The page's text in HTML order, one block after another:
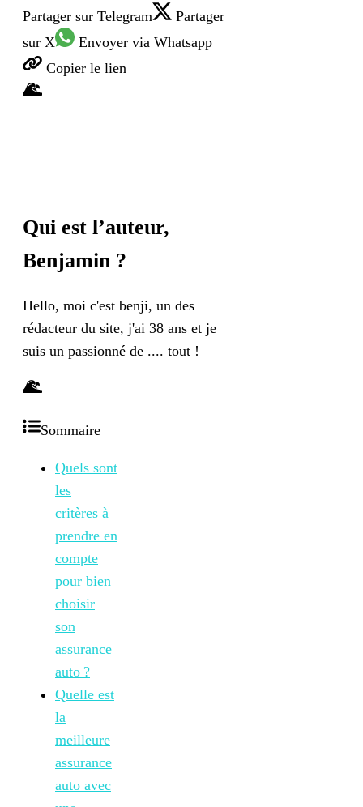
Partager sur Telegram
Partager
sur X
Envoyer via Whatsapp
Copier le lien
Qui est l’auteur,
Benjamin ?
Hello, moi c'est benji, un des
rédacteur du site, j'ai 38 ans et je
suis un passionné de .... tout !
Sommaire
Quels sont
les
critères à
prendre en
compte
pour bien
choisir
son
assurance
auto ?
Quelle est
la
meilleure
assurance
auto avec